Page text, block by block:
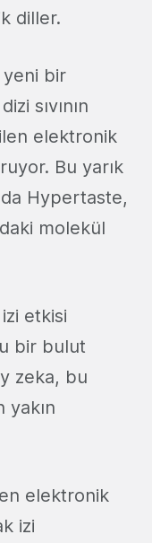
diller.
yeni bir
sıvının
elektronik
Bu yarık
Hypertaste,
molekül
etkisi
bir bulut
zeka, bu
yakın
elektronik
izi